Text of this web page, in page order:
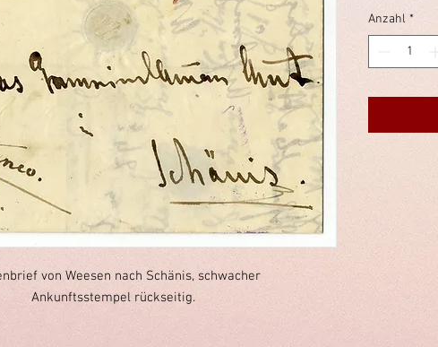
von Weesen nach Schänis, schwacher
Ankunftsstempel rückseitig.
Anzahl *